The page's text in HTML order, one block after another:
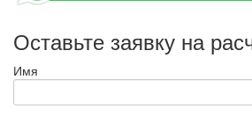
Оставьте заявку на
Имя